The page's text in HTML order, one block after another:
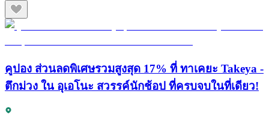
คูปอง ส่วนลดพิเศษรวมสูงสุด 17% ที่ ทาเคยะ Takeya -
ตึกม่วง ใน อุเอโนะ สวรรค์นักช้อป ที่ครบจบในที่เดียว!